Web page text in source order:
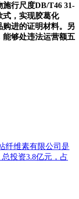
行尺度DB/T46 31-
式，实现胶葛化
进的证明材料。另
能够处违法运营额五
纤维素有限公司是
投资3.8亿元，占